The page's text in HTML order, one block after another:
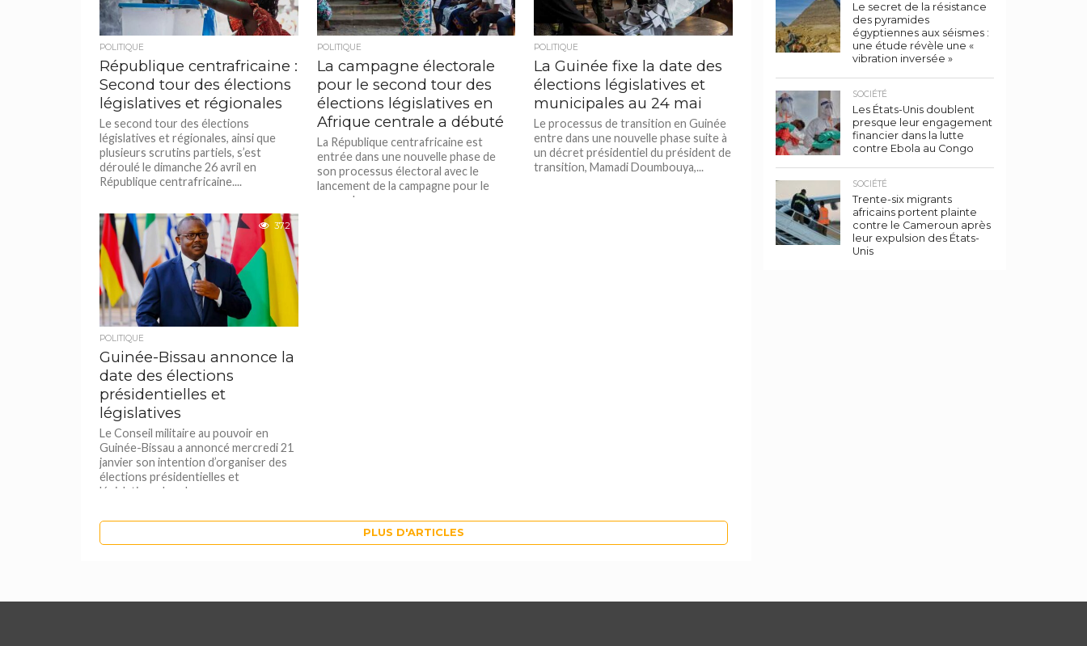
POLITIQUE
République centrafricaine :
Second tour des élections
législatives et régionales
Le second tour des élections
législatives et régionales, ainsi que
plusieurs scrutins partiels, s’est
déroulé le dimanche 26 avril en
République centrafricaine....
POLITIQUE
La campagne électorale
pour le second tour des
élections législatives en
Afrique centrale a débuté
La République centrafricaine est
entrée dans une nouvelle phase de
son processus électoral avec le
lancement de la campagne pour le
second...
POLITIQUE
La Guinée fixe la date des
élections législatives et
municipales au 24 mai
Le processus de transition en Guinée
entre dans une nouvelle phase suite à
un décret présidentiel du président de
transition, Mamadi Doumbouya,...
372
POLITIQUE
Guinée-Bissau annonce la
date des élections
présidentielles et
législatives
Le Conseil militaire au pouvoir en
Guinée-Bissau a annoncé mercredi 21
janvier son intention d’organiser des
élections présidentielles et
législatives dans le...
PLUS D'ARTICLES
Le secret de la résistance
des pyramides
égyptiennes aux séismes :
une étude révèle une «
vibration inversée »
SOCIÉTÉ
Les États-Unis doublent
presque leur engagement
financier dans la lutte
contre Ebola au Congo
SOCIÉTÉ
Trente-six migrants
africains portent plainte
contre le Cameroun après
leur expulsion des États-
Unis